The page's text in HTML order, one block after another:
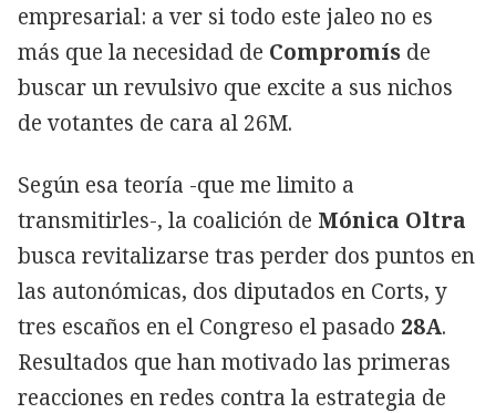
empresarial: a ver si todo este jaleo no es
más que la necesidad de Compromís de
buscar un revulsivo que excite a sus nichos
de votantes de cara al 26M.
Según esa teoría -que me limito a
transmitirles-, la coalición de Mónica Oltra
busca revitalizarse tras perder dos puntos en
las autonómicas, dos diputados en Corts, y
tres escaños en el Congreso el pasado 28A.
Resultados que han motivado las primeras
reacciones en redes contra la estrategia de